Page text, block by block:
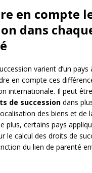
en compte
dans
varient d’un pays
en compte ces
internationale. Il peut
de succession dans
des biens et de
plus, certains pays
le calcul des droits de
du lien de parenté